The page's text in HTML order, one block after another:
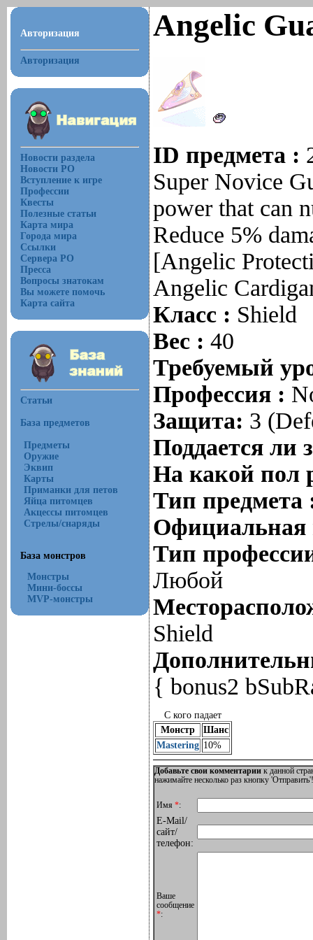
Авторизация
Авторизация
Новости раздела
Новости РО
Вступление к игре
Профессии
Квесты
Полезные статьи
Карта мира
Города мира
Ссылки
Сервера РО
Пресса
Вопросы знатокам
Вы можете помочь
Карта сайта
Статьи
База предметов
Предметы
Оружие
Эквип
Карты
Приманки для петов
Яйца питомцев
Акцессы питомцев
Стрелы/снаряды
База монстров
Монстры
Мини-боссы
MVP-монстры
Angelic
ID предмета :
Super Novice
power that can
Reduce 5%
[Angelic
Angelic
Класс : Shield
Вес :40
Требуемый
Профессия :
Защита: 3
Поддается ли
На какой пол
Тип
Тип
Любой
Shield
{ bonus2
С кого падает
Монстр
Шанс
Mastering 10%
Добавьте свои комментарии к данной
нажимайте несколько раз кнопку
Имя*:
E-Mail/
сайт/
телефон:
Ваше
сообщение
*: